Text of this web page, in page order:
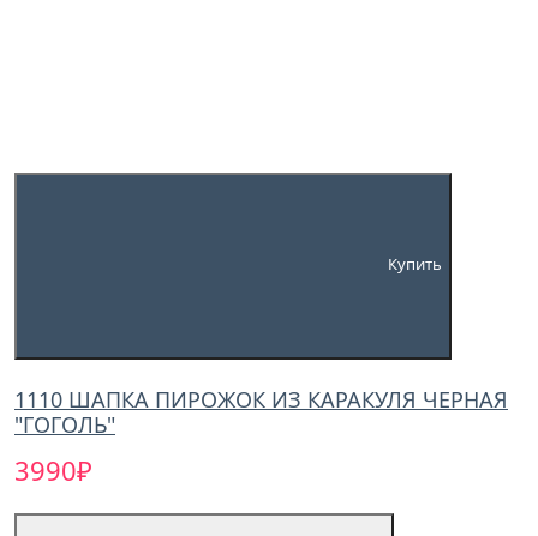
Купить
1110 ШАПКА ПИРОЖОК ИЗ КАРАКУЛЯ ЧЕРНАЯ
"ГОГОЛЬ"
3990₽